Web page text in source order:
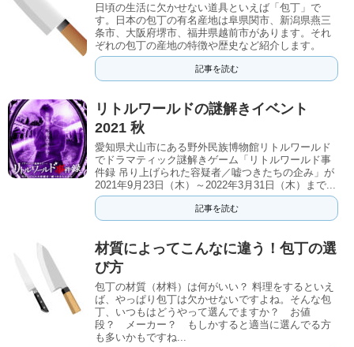
日頃の生活に欠かせない道具といえば「包丁」で
す。日本の包丁の有名産地は阜県関市、新潟県燕三
条市、大阪府堺市、福井県越前市があります。それ
ぞれの包丁の産地の特徴や歴史など紹介します。
記事を読む
リトルワールドの謎解きイベント
2021 秋
愛知県犬山市にある野外民族博物館リトルワールド
でドラマティック謎解きゲーム「リトルワールド事
件録 吊り上げられた容疑者／嘘つきたちの企み」が
2021年9月23日（木）～2022年3月31日（木）まで...
記事を読む
材質によってこんなに違う！包丁の選
び方
包丁の材質（材料）は何がいい？ 料理をするといえ
ば、やっぱり包丁は欠かせないですよね。そんな包
丁、いつもはどうやって選んでますか？ お値
段？ メーカー？ もしかすると適当に選んでる方
も多いかもですね...